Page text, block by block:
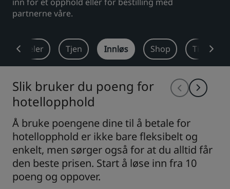
Park Plaza
Prize by Radisson Country Inn & Suites
Tilknyttede merker i Kina
J. Jin Jiang
Kunlun
Se bloggen vår
partnerne våre.
Tjen Innløs Shop Tilbud
Slik bruker du poeng for
hotellopphold
Å bruke poengene dine til å betale for
hotellopphold er ikke bare fleksibelt og
enkelt, men sørger også for at du alltid får
den beste prisen. Start å løse inn fra 10
poeng og oppover.